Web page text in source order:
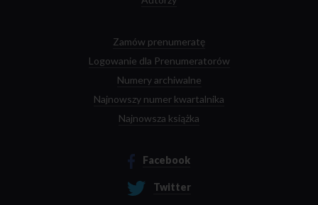
Zamów prenumeratę
Logowanie dla Prenumeratorów
Numery archiwalne
Najnowszy numer kwartalnika
Najnowsza książka
Facebook
Twitter